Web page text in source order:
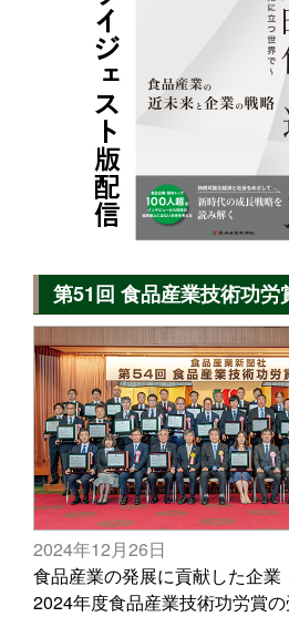
第51回 食品産業技術功労
2024年12月26日
食品産業の発展に貢献した企業
2024年度食品産業技術功労賞の